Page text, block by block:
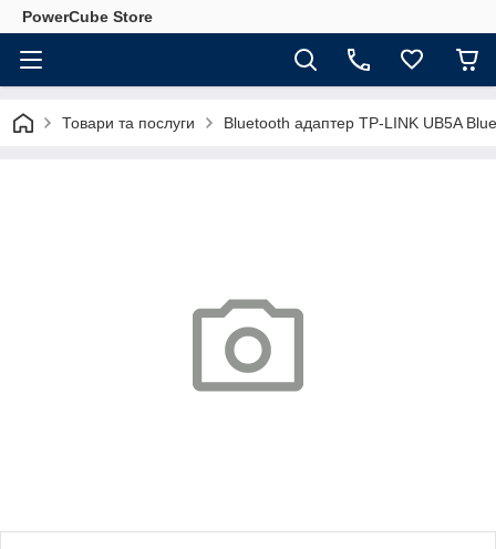
PowerCube Store
Товари та послуги Bluetooth адаптер TP-LINK UB5A